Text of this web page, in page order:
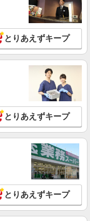
とりあえずキープ
とりあえずキープ
とりあえずキープ